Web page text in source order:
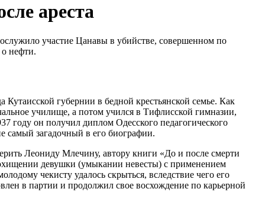
ареста
участие Цанавы в убийстве, совершенном по
нефти.
губернии в бедной крестьянской семье. Как
училище, а потом учился в Тифлисской гимназии,
году он получил диплом Одесского педагогического
самый загадочный в его биографии.
Леониду Млечину, автору книги «До и после смерти
девушки (умыкании невесты) с применением
чекисту удалось скрыться, вследствие чего его
в партии и продолжил свое восхождение по карьерной